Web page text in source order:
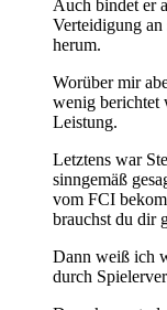
Auch bindet er
Verteidigung
herum.
Worüber mir
wenig berichtet
Leistung.
Letztens war
sinngemäß
vom FCI
brauchst du dir
Dann weiß ich
durch